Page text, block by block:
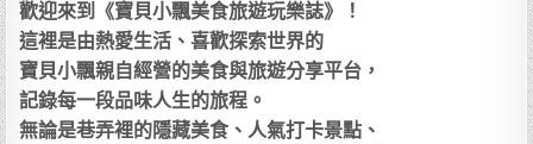
歡迎來到《寶貝小飄美食旅遊玩樂誌》！
這裡是由熱愛生活、喜歡探索世界的
寶貝小飄親自經營的美食與旅遊分享平台，
記錄每一段品味人生的旅程。
無論是巷弄裡的隱藏美食、人氣打卡景點、